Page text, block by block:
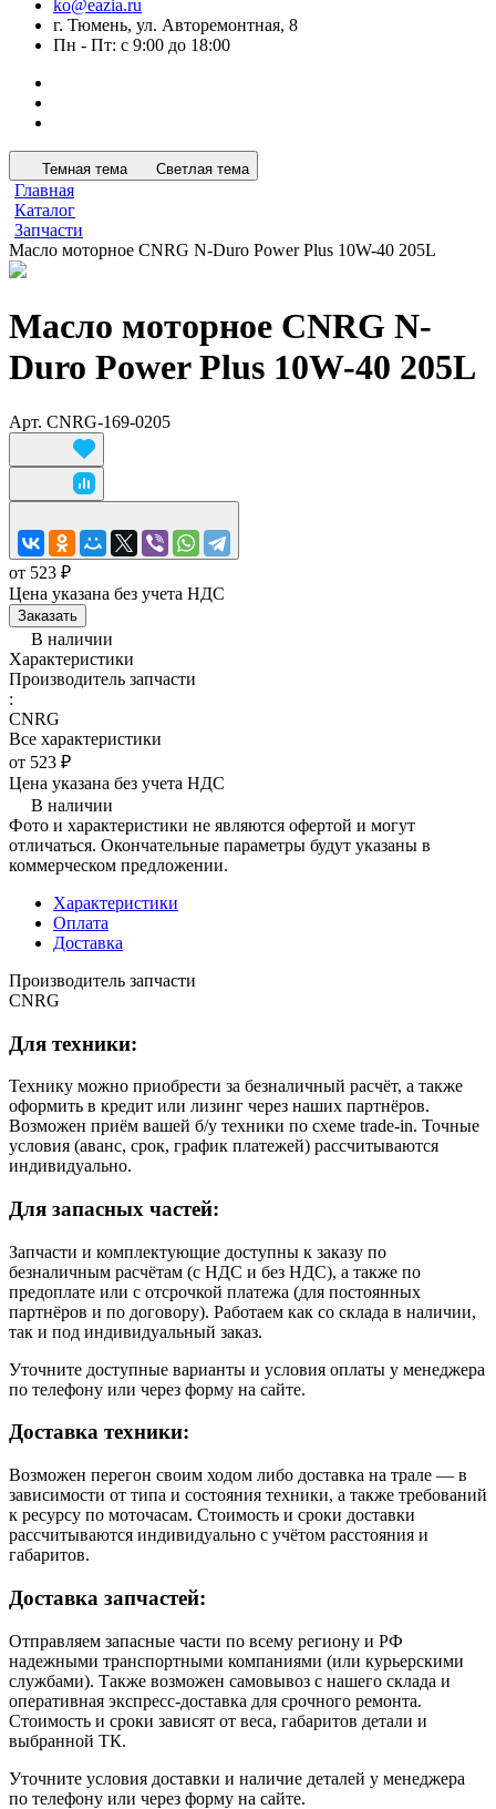
ko@eazia.ru
г. Тюмень, ул. Авторемонтная, 8
Пн - Пт: с 9:00 до 18:00
Темная тема Светлая тема
Главная
Каталог
Запчасти
Масло моторное CNRG N-Duro Power Plus 10W-40 205L
Масло моторное CNRG N-
Duro Power Plus 10W-40 205L
Арт. CNRG-169-0205
от 523 ₽
Цена указана без учета НДС
Заказать
В наличии
Характеристики
Производитель запчасти
:
CNRG
Все характеристики
от 523 ₽
Цена указана без учета НДС
В наличии
Фото и характеристики не являются офертой и могут
отличаться. Окончательные параметры будут указаны в
коммерческом предложении.
Характеристики
Оплата
Доставка
Производитель запчасти
CNRG
Для техники:
Технику можно приобрести за безналичный расчёт, а также
оформить в кредит или лизинг через наших партнёров.
Возможен приём вашей б/у техники по схеме trade-in. Точные
условия (аванс, срок, график платежей) рассчитываются
индивидуально.
Для запасных частей:
Запчасти и комплектующие доступны к заказу по
безналичным расчётам (с НДС и без НДС), а также по
предоплате или с отсрочкой платежа (для постоянных
партнёров и по договору). Работаем как со склада в наличии,
так и под индивидуальный заказ.
Уточните доступные варианты и условия оплаты у менеджера
по телефону или через форму на сайте.
Доставка техники:
Возможен перегон своим ходом либо доставка на трале — в
зависимости от типа и состояния техники, а также требований
к ресурсу по моточасам. Стоимость и сроки доставки
рассчитываются индивидуально с учётом расстояния и
габаритов.
Доставка запчастей:
Отправляем запасные части по всему региону и РФ
надежными транспортными компаниями (или курьерскими
службами). Также возможен самовывоз с нашего склада и
оперативная экспресс-доставка для срочного ремонта.
Стоимость и сроки зависят от веса, габаритов детали и
выбранной ТК.
Уточните условия доставки и наличие деталей у менеджера
по телефону или через форму на сайте.